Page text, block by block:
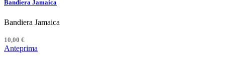
Bandiera Jamaica
Bandiera Jamaica
10,00 €
Anteprima